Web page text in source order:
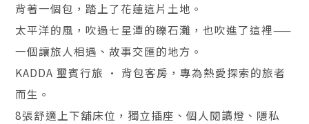
背著一個包，踏上了花蓮這片土地。
太平洋的風，吹過七星潭的礫石灘，也吹進了這裡——
一個讓旅人相遇、故事交匯的地方。
KADDA 璽賓行旅 · 背包客房，專為熱愛探索的旅者
而生。
8張舒適上下舖床位，獨立插座、個人閱讀燈、隱私